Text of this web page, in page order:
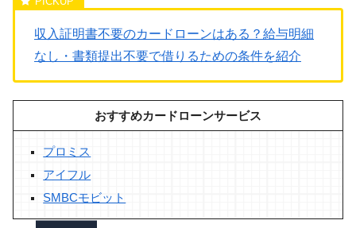
収入証明書不要のカードローンはある？給与明細
なし・書類提出不要で借りるための条件を紹介
おすすめカードローンサービス
プロミス
アイフル
SMBCモビット